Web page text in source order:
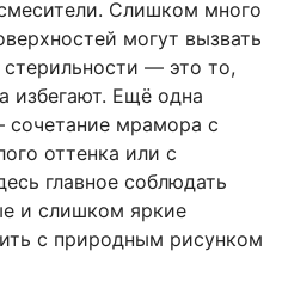
Слишком много
могут вызвать
— это то,
избегают. Ещё одна
сочетание мрамора с
оттенка или с
главное соблюдать
и слишком яркие
с природным рисунком